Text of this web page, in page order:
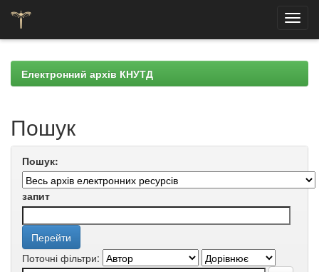
navigationЕлектронний архів КНУТД
Пошук
Пошук:
запит
Поточні фільтри: